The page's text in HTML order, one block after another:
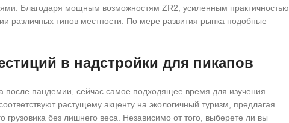
Благодаря мощным возможностям ZR2, усиленным практичностью
различных типов местности. По мере развития рынка подобные
в надстройки для пикапов
после пандемии, сейчас самое подходящее время для изучения
растущему акценту на экологичный туризм, предлагая
без лишнего веса. Независимо от того, выберете ли вы